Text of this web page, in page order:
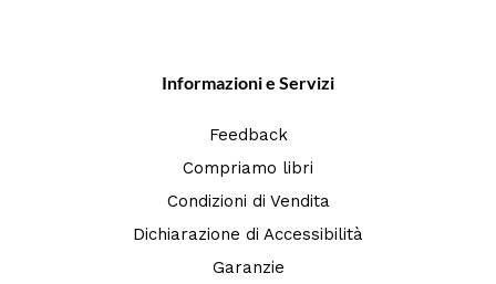
Informazioni e Servizi
Feedback
Compriamo libri
Condizioni di Vendita
Dichiarazione di Accessibilità
Garanzie